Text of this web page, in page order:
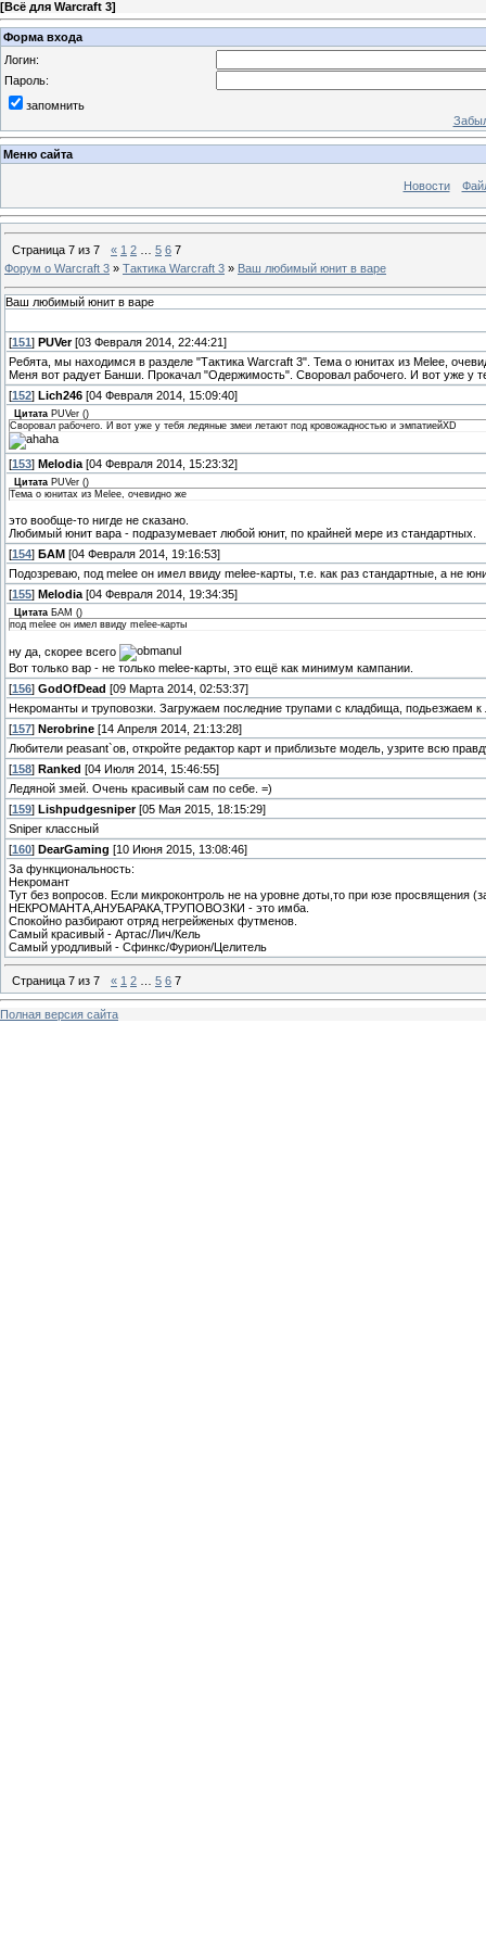
[Всё для Warcraft 3]
Форма входа
Логин:
Пароль:
запомнить
Меню сайта
Новости
Страница 7 из 7 « 1 2 5 6 7
Форум о Warcraft 3 » Тактика Warcraft 3 » Ваш любимый юнит в варе
Ваш любимый юнит в варе
[151 ] PUVer[03 Февраля 2014, 22:44:21]
Ребята, мы находимся в разделе "Тактика Warcraft 3". Тема о юнитах из Melee,
Меня вот радует Банши. Прокачал "Одержимость". Своровал рабочего. И вот уже у
[152] Lich246 [04 Февраля 2014, 15:09:40]
Цитата PUVer ()
Своровал рабочего. И вот уже у тебя ледяные змеи летают под кровожадностью и эмпатиейXD
[153] Melodia [04 Февраля 2014, 15:23:32]
Цитата PUVer ()
Тема о юнитах из Melee, очевидно же
это вообще-то нигде не сказано.
Любимый юнит вара - подразумевает любой юнит, по крайней мере из стандартных.
[154] БАМ [04 Февраля 2014, 19:16:53]
Подозреваю, под melee он имел ввиду melee-карты, т.е. как раз стандартные, а не
[155] Melodia [04 Февраля 2014, 19:34:35]
Цитата БАМ ()
под melee он имел ввиду melee-карты
ну да, скорее всего
Вот только вар - не только melee-карты, это ещё как минимум кампании.
[156] GodOfDead [09 Марта 2014, 02:53:37]
Некроманты и труповозки. Загружаем последние трупами с кладбища, подьезжаем
[157] Nerobrine [14 Апреля 2014, 21:13:28]
Любители peasant`ов, откройте редактор карт и приблизьте модель, узрите всю
[158] Ranked [04 Июля 2014, 15:46:55]
Ледяной змей. Очень красивый сам по себе. =)
[159] Lishpudgesniper[05 Мая 2015, 18:15:29]
Sniper классный
[160] DearGaming [10 Июня 2015, 13:08:46]
За функциональность:
Некромант
Тут без вопросов. Если микроконтроль не на уровне доты,то при юзе просвящения
НЕКРОМАНТА,АНУБАРАКА,ТРУПОВОЗКИ - это имба.
Спокойно разбирают отряд негрейженых футменов.
Самый красивый - Артас/Лич/Кель
Самый уродливый - Сфинкс/Фурион/Целитель
Страница 7 из 7 « 1 2 5 6 7
Полная версия сайта